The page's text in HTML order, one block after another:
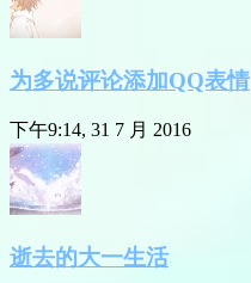
为多说评论添加QQ表情
下午9:14, 31 7 月 2016
逝去的大一生活